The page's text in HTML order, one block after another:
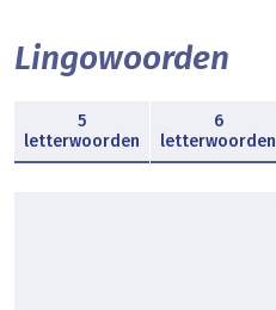
Lingowoorden
5
letterwoorden
6
letterwoorden